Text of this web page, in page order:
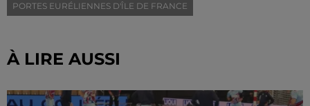
PORTES EURÉLIENNES D'ÎLE DE FRANCE
À LIRE AUSSI